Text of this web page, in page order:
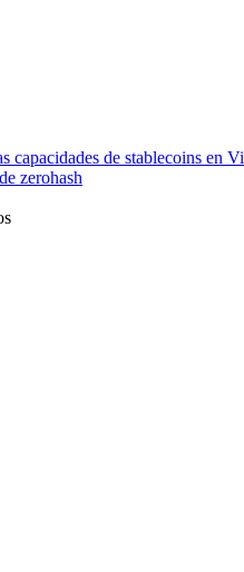
capacidades de stablecoins en
zerohash